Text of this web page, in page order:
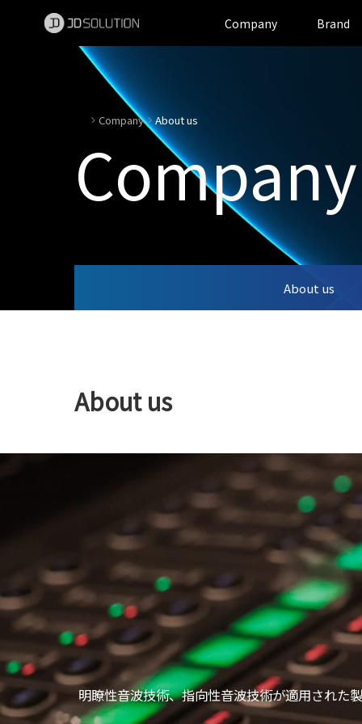
Company Brand
Company About us
Company
About us
About us
明瞭性音波技術、指向性音波技術が適用された